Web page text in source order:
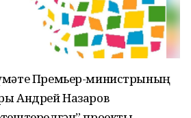
Премьер-министрының
Андрей Назаров